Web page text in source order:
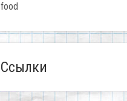
food
Ссылки